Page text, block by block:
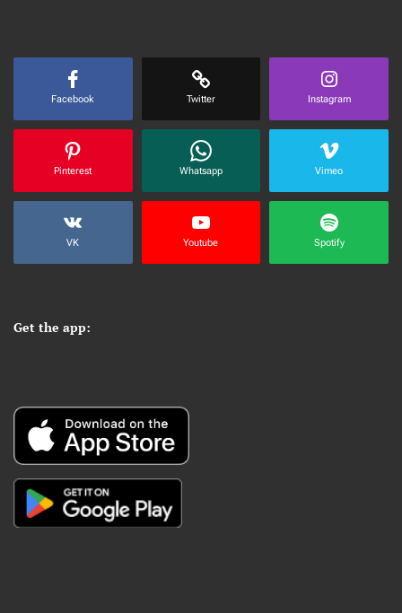
Facebook Twitter Instagram
Pinterest Whatsapp Vimeo
VK Youtube Spotify
Get the app: